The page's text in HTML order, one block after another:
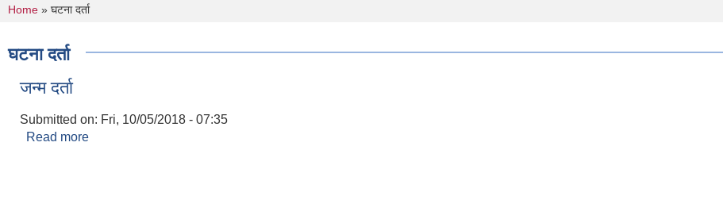
You are here
Home » घटना दर्ता
घटना दर्ता
जन्‍म दर्ता
Submitted on: Fri, 10/05/2018 - 07:35
Read more